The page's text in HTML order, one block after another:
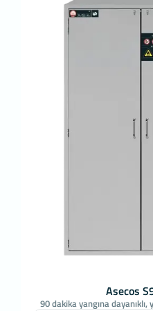
Asecos
90 dakika yangına
belirlenir ve böylelikle
sunulur.
3.3.Zorunlu/Teknik
Ziyaret ettiğiniz internet
özelliklerini
yapabilmeye olanak verir.
siteye nasıl geçtiğini
eğilim yönünü
çok ziyaret edilen